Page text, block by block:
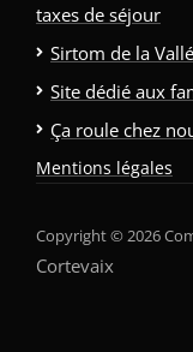
taxes de séjour
Sirtom de la
Site dédié aux
Ça roule chez
Mentions légales
Copyright © 2026
Cortevaix